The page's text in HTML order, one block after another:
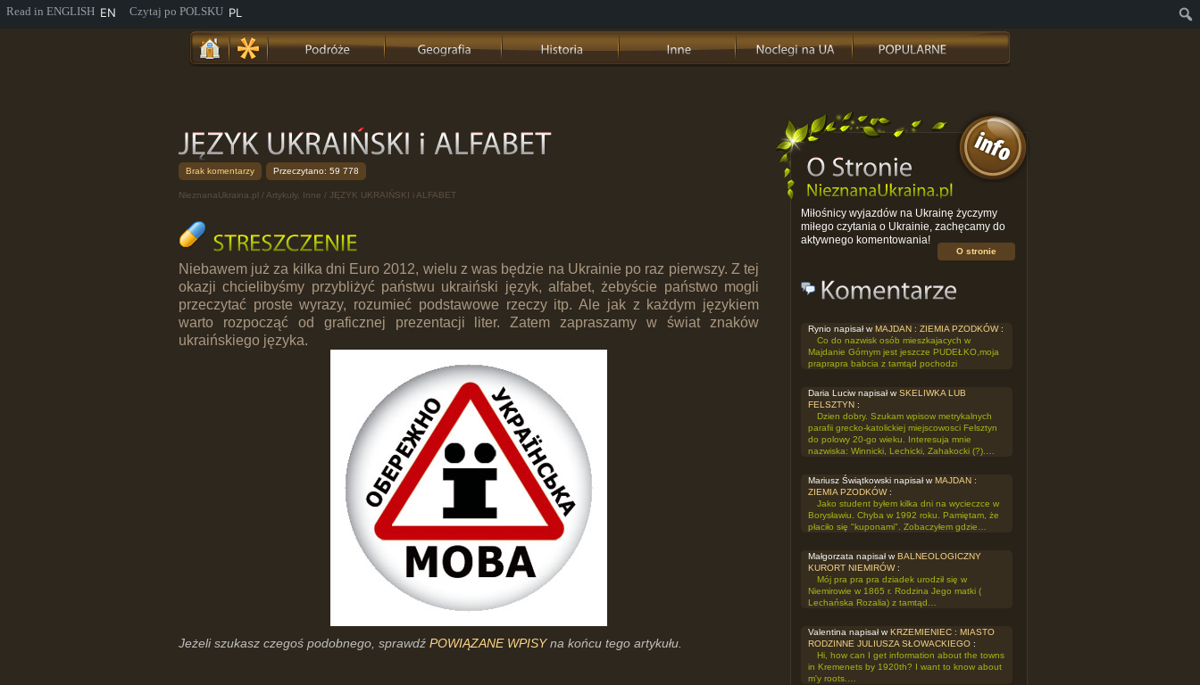
Brak komentarzy Przeczytano: 59 778
NieznanaUkraina.pl / Artykuły, Inne / JĘZYK UKRAIŃSKI i ALFABET
Niebawem już za kilka dni Euro 2012, wielu z was będzie na Ukrainie po raz pierwszy. Z tej
okazji chcielibyśmy przybliżyć państwu ukraiński język, alfabet, żebyście państwo mogli
przeczytać proste wyrazy, rozumieć podstawowe rzeczy itp. Ale jak z każdym językiem
warto rozpocząć od graficznej prezentacji liter. Zatem zapraszamy w świat znaków
ukraińskiego języka.
Jeżeli szukasz czegoś podobnego, sprawdź POWIĄZANE WPISYna końcu tego artykułu.
Miłośnicy wyjazdów na Ukrainę życzymy
miłego czytania o Ukrainie, zachęcamy do
aktywnego komentowania!
O stronie
Rynio napisał w MAJDAN : ZIEMIA PZODKÓW:
Co do nazwisk osób mieszkajacych w
Majdanie Górnym jest jeszcze PUDEŁKO,moja
praprapra babcia z tamtąd pochodzi
Daria Luciw napisał w SKELIWKA LUB
FELSZTYN :
Dzien dobry. Szukam wpisow metrykalnych
parafii grecko-katolickiej miejscowosci Felsztyn
do polowy 20-go wieku. Interesuja mnie
nazwiska: Winnicki, Lechicki, Zahakocki (?).…
Mariusz Świątkowski napisał w MAJDAN :
ZIEMIA PZODKÓW:
Jako student byłem kilka dni na wycieczce w
Borysławiu. Chyba w 1992 roku. Pamiętam, że
płaciło się "kuponami". Zobaczyłem gdzie…
Małgorzata napisał w BALNEOLOGICZNY
KURORT NIEMIRÓW:
Mój pra pra pra dziadek urodził się w
Niemirowie w 1865 r. Rodzina Jego matki (
Lechańska Rozalia) z tamtąd…
Valentina napisał w KRZEMIENIEC : MIASTO
RODZINNE JULIUSZA SŁOWACKIEGO :
Hi, how can I get information about the towns
in Kremenets by 1920th? I want to know about
m'y roots.…
EN PL